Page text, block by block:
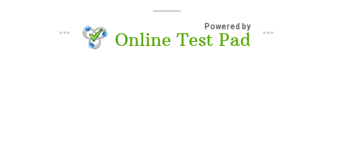
Powered by
Online Test Pad